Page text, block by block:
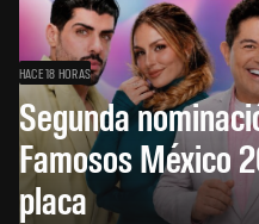
HACE 18 HORAS
Segunda
Famosos México
placa